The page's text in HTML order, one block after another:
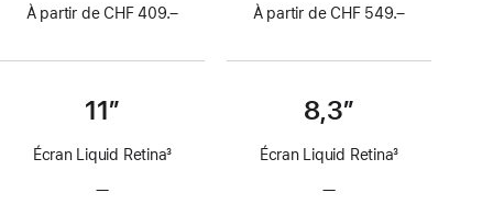
À partir de CHF 409.–
11″
Écran Liquid Retina3
—Pas
À partir de CHF 549.–
8,3″
Écran Liquid Retina3
—Pas